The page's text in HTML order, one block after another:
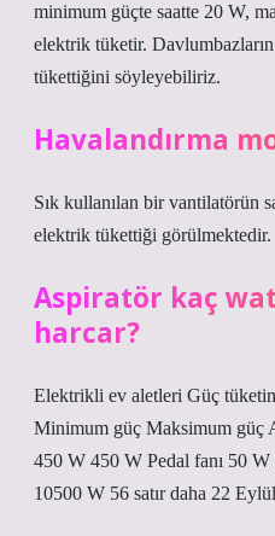
minimum güçte saatte 20 W,
elektrik tüketir.
tükettiğini söyleyebiliriz.
Havalandırma
Sık kullanılan bir vantilatörün
elektrik tükettiği görülmektedir.
Aspiratör kaç
harcar?
Elektrikli ev aletleri Güç
Minimum güç Maksimum güç
450 W 450 W Pedal fanı 50 W
10500 W 56 satır daha 22